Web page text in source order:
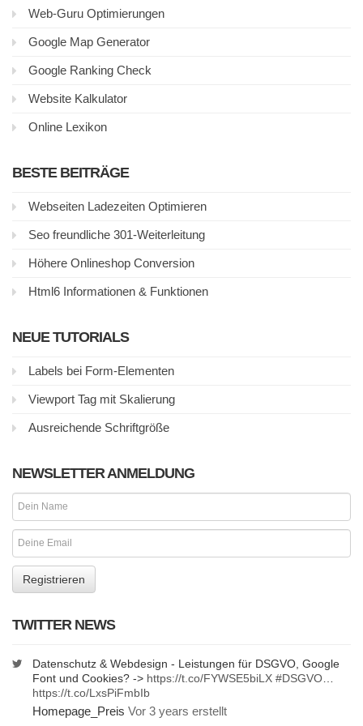
Web-Guru Optimierungen
Google Map Generator
Google Ranking Check
Website Kalkulator
Online Lexikon
BESTE BEITRÄGE
Webseiten Ladezeiten Optimieren
Seo freundliche 301-Weiterleitung
Höhere Onlineshop Conversion
Html6 Informationen & Funktionen
NEUE TUTORIALS
Labels bei Form-Elementen
Viewport Tag mit Skalierung
Ausreichende Schriftgröße
NEWSLETTER ANMELDUNG
TWITTER NEWS
Datenschutz & Webdesign - Leistungen für DSGVO, Google
Font und Cookies? -> https://t.co/FYWSE5biLX #DSGVO
https://t.co/LxsPiFmbIb
Homepage_Preis Vor 3 years erstellt